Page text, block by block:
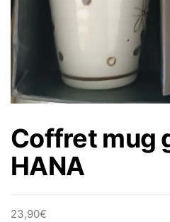
Coffret mug
HANA
23,90€